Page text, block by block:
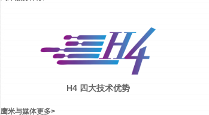
H4 四大技术优势
鹰米与媒体更多>